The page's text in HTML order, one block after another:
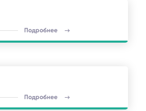
Подробнее
Подробнее